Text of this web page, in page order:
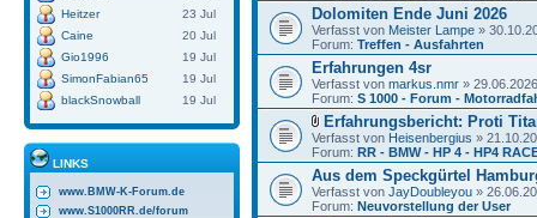
Heitzer
23 Jul
Caine
20 Jul
Gio1996
19 Jul
SimonFabian65
19 Jul
blackSnowball
19 Jul
LINKS
www.BMW-K-Forum.de
www.S1000RR.de/forum
Dolomiten Ende Juni 2026
Verfasst von Meister Lampe »
Forum: Treffen - Ausfahrten
Erfahrungen 4sr
Verfasst von markus.nmr »
Forum: S 1000 - Forum -
Erfahrungsbericht: Proti
Verfasst von Heisenbergius »
Forum: RR - BMW - HP 4 - HP4
Aus dem Speckgürtel
Verfasst von JayDoubleyou »
Forum: Neuvorstellung der User